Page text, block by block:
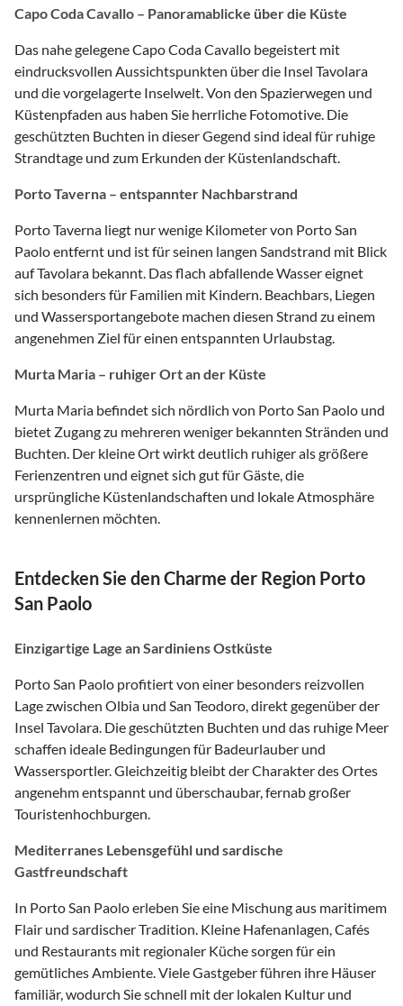
Capo Coda Cavallo – Panoramablicke über die Küste
Das nahe gelegene Capo Coda Cavallo begeistert mit
eindrucksvollen Aussichtspunkten über die Insel Tavolara
und die vorgelagerte Inselwelt. Von den Spazierwegen und
Küstenpfaden aus haben Sie herrliche Fotomotive. Die
geschützten Buchten in dieser Gegend sind ideal für ruhige
Strandtage und zum Erkunden der Küstenlandschaft.
Porto Taverna – entspannter Nachbarstrand
Porto Taverna liegt nur wenige Kilometer von Porto San
Paolo entfernt und ist für seinen langen Sandstrand mit Blick
auf Tavolara bekannt. Das flach abfallende Wasser eignet
sich besonders für Familien mit Kindern. Beachbars, Liegen
und Wassersportangebote machen diesen Strand zu einem
angenehmen Ziel für einen entspannten Urlaubstag.
Murta Maria – ruhiger Ort an der Küste
Murta Maria befindet sich nördlich von Porto San Paolo und
bietet Zugang zu mehreren weniger bekannten Stränden und
Buchten. Der kleine Ort wirkt deutlich ruhiger als größere
Ferienzentren und eignet sich gut für Gäste, die
ursprüngliche Küstenlandschaften und lokale Atmosphäre
kennenlernen möchten.
Entdecken Sie den Charme der Region Porto
San Paolo
Einzigartige Lage an Sardiniens Ostküste
Porto San Paolo profitiert von einer besonders reizvollen
Lage zwischen Olbia und San Teodoro, direkt gegenüber der
Insel Tavolara. Die geschützten Buchten und das ruhige Meer
schaffen ideale Bedingungen für Badeurlauber und
Wassersportler. Gleichzeitig bleibt der Charakter des Ortes
angenehm entspannt und überschaubar, fernab großer
Touristenhochburgen.
Mediterranes Lebensgefühl und sardische
Gastfreundschaft
In Porto San Paolo erleben Sie eine Mischung aus maritimem
Flair und sardischer Tradition. Kleine Hafenanlagen, Cafés
und Restaurants mit regionaler Küche sorgen für ein
gemütliches Ambiente. Viele Gastgeber führen ihre Häuser
familiär, wodurch Sie schnell mit der lokalen Kultur und